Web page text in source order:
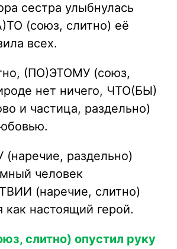
сестра улыбнулась
(союз, слитно) её
всех.
(ПО)ЭТОМУ (союз,
нет ничего, ЧТО(БЫ)
и частица, раздельно)
раздельно)
человек
(наречие, слитно)
как настоящий герой.
слитно) опустил руку